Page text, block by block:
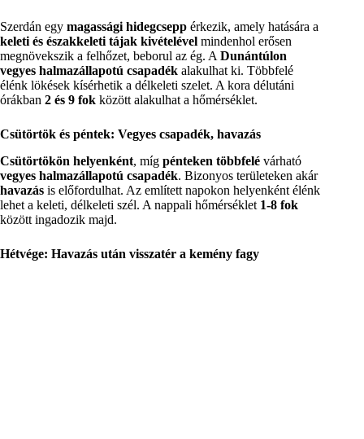
Szerdán egy magassági hidegcsepp érkezik, amely hatására a
keleti és északkeleti tájak kivételével mindenhol erősen
megnövekszik a felhőzet, beborul az ég. A Dunántúlon
vegyes halmazállapotú csapadék alakulhat ki. Többfelé
élénk lökések kísérhetik a délkeleti szelet. A kora délutáni
órákban 2 és 9 fok között alakulhat a hőmérséklet.
Csütörtök és péntek: Vegyes csapadék, havazás
Csütörtökön helyenként, míg pénteken többfelé várható
vegyes halmazállapotú csapadék. Bizonyos területeken akár
havazás is előfordulhat. Az említett napokon helyenként élénk
lehet a keleti, délkeleti szél. A nappali hőmérséklet 1-8 fok
között ingadozik majd.
Hétvége: Havazás után visszatér a kemény fagy